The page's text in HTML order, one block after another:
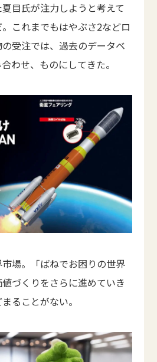
目氏が注力しようと考えて
これまでもはやぶさ2などロ
受注では、過去のデータベ
わせ、ものにしてきた。
場。「ばねでお困りの世界
づくりをさらに進めていき
ることがない。